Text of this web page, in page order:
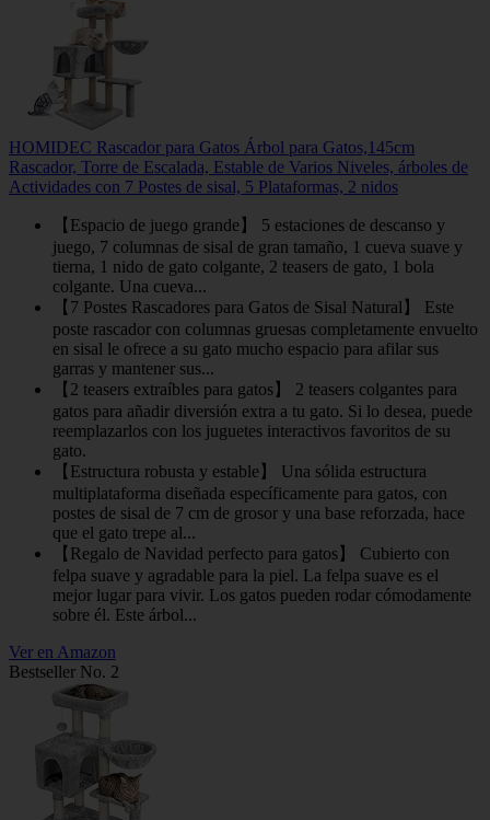
HOMIDEC Rascador para Gatos Árbol para Gatos,145cm
Rascador, Torre de Escalada, Estable de Varios Niveles, árboles de
Actividades con 7 Postes de sisal, 5 Plataformas, 2 nidos
【Espacio de juego grande】 5 estaciones de descanso y
juego, 7 columnas de sisal de gran tamaño, 1 cueva suave y
tierna, 1 nido de gato colgante, 2 teasers de gato, 1 bola
colgante. Una cueva...
【7 Postes Rascadores para Gatos de Sisal Natural】 Este
poste rascador con columnas gruesas completamente envuelto
en sisal le ofrece a su gato mucho espacio para afilar sus
garras y mantener sus...
【2 teasers extraíbles para gatos】 2 teasers colgantes para
gatos para añadir diversión extra a tu gato. Si lo desea, puede
reemplazarlos con los juguetes interactivos favoritos de su
gato.
【Estructura robusta y estable】 Una sólida estructura
multiplataforma diseñada específicamente para gatos, con
postes de sisal de 7 cm de grosor y una base reforzada, hace
que el gato trepe al...
【Regalo de Navidad perfecto para gatos】 Cubierto con
felpa suave y agradable para la piel. La felpa suave es el
mejor lugar para vivir. Los gatos pueden rodar cómodamente
sobre él. Este árbol...
Ver en Amazon
Bestseller No. 2